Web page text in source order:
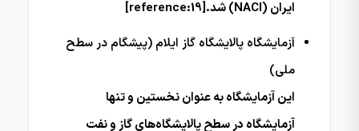
ایران (NACI) شد.[reference:19]
آزمایشگاه پالایشگاه گاز ایلام (پیشگام در سطح
ملی)
این آزمایشگاه به عنوان نخستین و تنها
آزمایشگاه در سطح پالایشگاه‌های گاز و نفت